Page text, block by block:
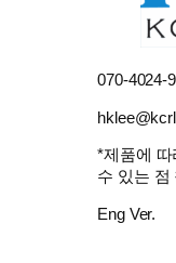
070-4024-
*제품에
수 있는 점
Eng Ver.